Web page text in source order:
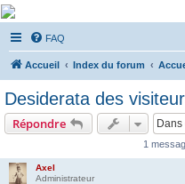
De Musicae Militari -
Forums
Forums de discussions
FAQ
Accueil Index du forum
Desiderata des
Répondre
1
Axel
Administrateur